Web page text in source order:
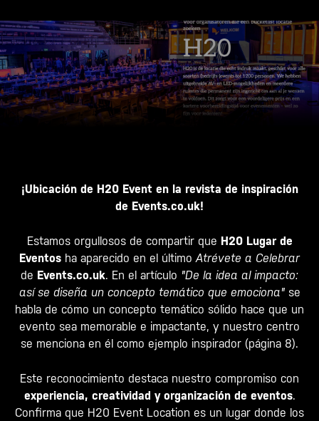
¡Ubicación de H20 Event en la revista de inspiración
de Events.co.uk!
Estamos orgullosos de compartir que H20 Lugar de
Eventos ha aparecido en el últimoAtrévete a Celebrar
de Events.co.uk. En el artículo "De la idea al impacto:
así se diseña un concepto temático que emociona"se
habla de cómo un concepto temático sólido hace que un
evento sea memorable e impactante, y nuestro centro
se menciona en él como ejemplo inspirador (página 8).
Este reconocimiento destaca nuestro compromiso con
experiencia, creatividad y organización de eventos.
Confirma que H20 Event Location es un lugar donde los